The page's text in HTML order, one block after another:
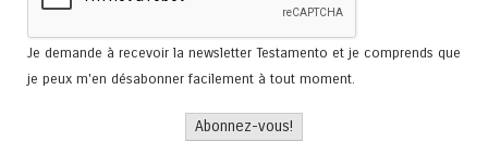
Je demande à recevoir la newsletter Testamento et je comprends que
je peux m'en désabonner facilement à tout moment.